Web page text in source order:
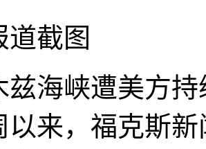
道截图
兹海峡遭美方
以来，福克斯